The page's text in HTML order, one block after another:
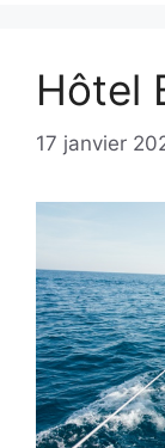
Hôtel
17 janvier